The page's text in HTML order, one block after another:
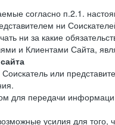
согласно п.2.1.
ни
ни за какие
и Клиентами Сайта,
или
для передачи
усилия для